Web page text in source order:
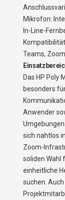
Mikrofon:
In-Line-
Teams,
Das HP Poly
besonders
Anwender
sich nahtlos
Zoom-
soliden Wahl
einheitliche
suchen.